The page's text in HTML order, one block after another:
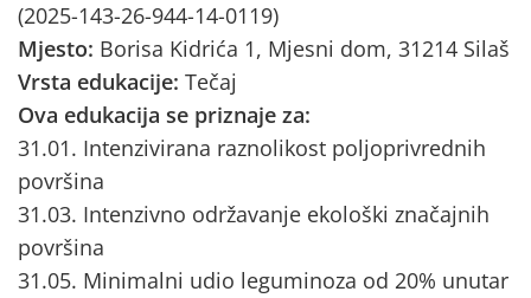
(2025-143-26-944-14-0119)
Mjesto: Borisa Kidrića 1, Mjesni dom, 31214 Silaš
Vrsta edukacije: Tečaj
Ova edukacija se priznaje za:
31.01. Intenzivirana raznolikost poljoprivrednih
površina
31.03. Intenzivno održavanje ekološki značajnih
površina
31.05. Minimalni udio leguminoza od 20% unutar